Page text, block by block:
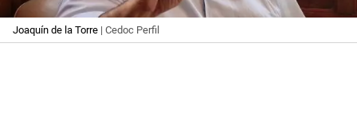
Joaquín de la Torre | Cedoc Perfil